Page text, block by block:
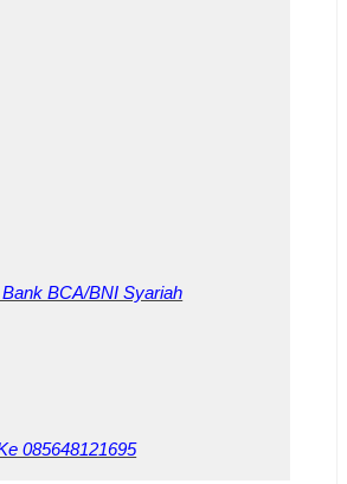
BCA/BNI Syariah
085648121695